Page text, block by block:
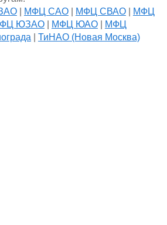
| МФЦ САО| МФЦ СВАО|
МФЦ
ЮЗАО| МФЦ ЮАО|
МФЦ
ТиНАО (Новая Москва)